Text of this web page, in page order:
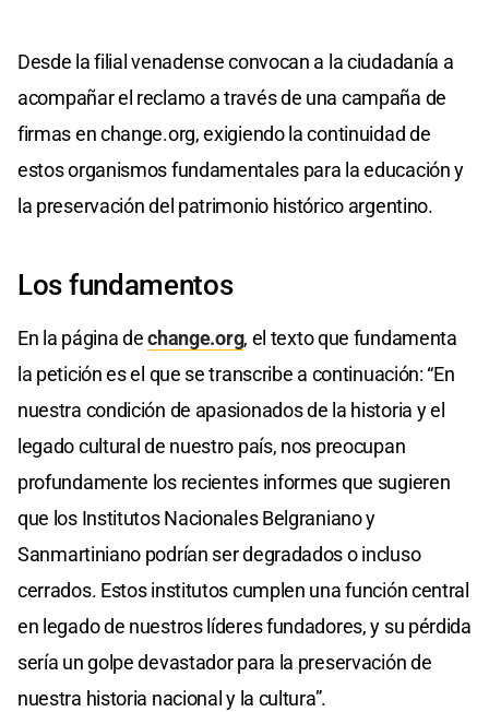
Desde la filial venadense convocan a la ciudadanía a
acompañar el reclamo a través de una campaña de
firmas en change.org, exigiendo la continuidad de
estos organismos fundamentales para la educación y
la preservación del patrimonio histórico argentino.
Los fundamentos
En la página dechange.org, el texto que fundamenta
la petición es el que se transcribe a continuación: “En
nuestra condición de apasionados de la historia y el
legado cultural de nuestro país, nos preocupan
profundamente los recientes informes que sugieren
que los Institutos Nacionales Belgraniano y
Sanmartiniano podrían ser degradados o incluso
cerrados. Estos institutos cumplen una función central
en legado de nuestros líderes fundadores, y su pérdida
sería un golpe devastador para la preservación de
nuestra historia nacional y la cultura”.